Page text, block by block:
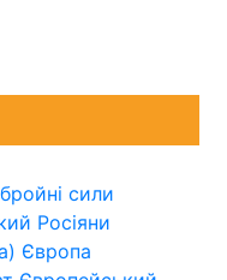
сили
Росіяни
Європа